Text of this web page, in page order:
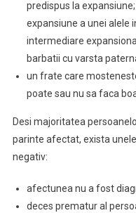
predispus la
expansiune a unei alele
intermediare
barbatii cu varsta
un frate care
poate sau nu sa faca
Desi majoritatea
parinte afectat, exista
negativ:
afectunea nu a fost
deces prematur al